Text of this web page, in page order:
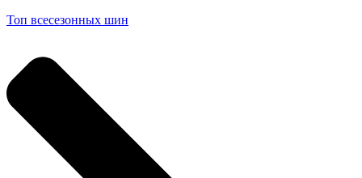
Топ всесезонных шин